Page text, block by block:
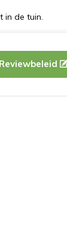
in de tuin.
- 12-08-2024
Reviewbeleid